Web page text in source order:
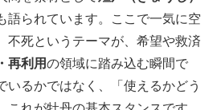
語られています。ここで一気に空
不死というテーマが、希望や救済
再利用の領域に踏み込む瞬間で
いるかではなく、「使えるかどう